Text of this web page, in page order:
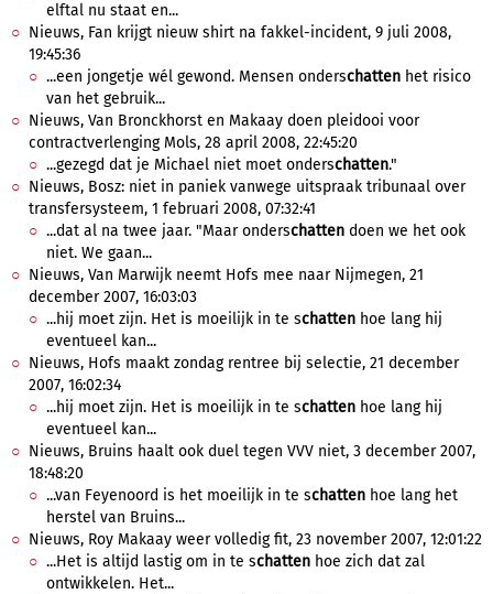
elftal nu staat en...
Nieuws, Fan krijgt nieuw shirt na fakkel-incident, 9 juli 2008,
19:45:36
...een jongetje wél gewond. Mensen onderschatten het risico
van het gebruik...
Nieuws, Van Bronckhorst en Makaay doen pleidooi voor
contractverlenging Mols, 28 april 2008, 22:45:20
...gezegd dat je Michael niet moet onderschatten."
Nieuws, Bosz: niet in paniek vanwege uitspraak tribunaal over
transfersysteem, 1 februari 2008, 07:32:41
...dat al na twee jaar. "Maar onderschatten doen we het ook
niet. We gaan...
Nieuws, Van Marwijk neemt Hofs mee naar Nijmegen, 21
december 2007, 16:03:03
...hij moet zijn. Het is moeilijk in te schatten hoe lang hij
eventueel kan...
Nieuws, Hofs maakt zondag rentree bij selectie, 21 december
2007, 16:02:34
...hij moet zijn. Het is moeilijk in te schatten hoe lang hij
eventueel kan...
Nieuws, Bruins haalt ook duel tegen VVV niet, 3 december 2007,
18:48:20
...van Feyenoord is het moeilijk in te schatten hoe lang het
herstel van Bruins...
Nieuws, Roy Makaay weer volledig fit, 23 november 2007, 12:01:22
...Het is altijd lastig om in te schatten hoe zich dat zal
ontwikkelen. Het...